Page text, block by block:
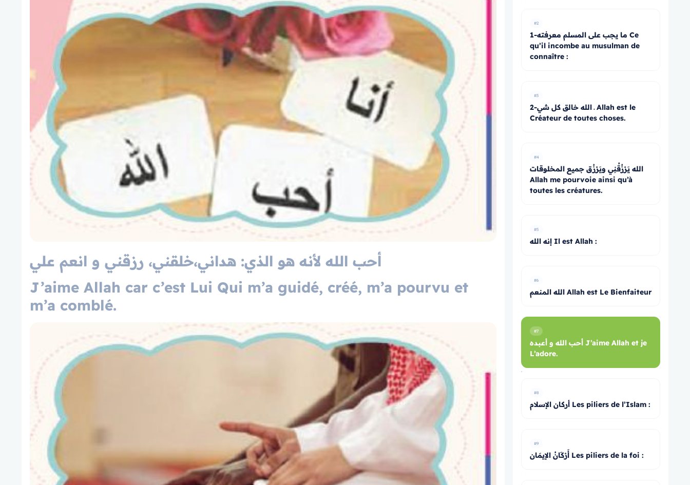
أحب الله لأنه هو الذي: هداني،خلقني، رزقني و انعم علي
J’aime Allah car c’est Lui Qui m’a guidé, créé, m’a pourvu et
m’a comblé.
#2
1-ما يجب على المسلم معرفته Ce
qu’il incombe au musulman de
connaître :
#3
2-ـ الله خالق كل شي Allah est le
Créateur de toutes choses.
#4
الله يَرْزُقُنِي ويَرْزُق جميع المخلوقات
Allah me pourvoie ainsi qu’à
toutes les créatures.
#5
إنه الله Il est Allah :
#6
الله المنعم Allah est Le Bienfaiteur
#7
أحب الله و أعبده J’aime Allah et je
L’adore.
#8
أركان الإسلام Les piliers de l’Islam :
#9
أَرْكَانُ الإيمَان Les piliers de la foi :